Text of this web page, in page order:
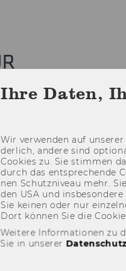
Ihre Daten,
Wir ver­wen­den auf
der­lich, an­de­re sind
Coo­kies zu. Sie stim­men
durch das ent­spre­chen­de
nen Schutz­ni­veau mehr.
den USA und
Sie kei­nen oder nur
Dort kön­nen Sie die
Weitere Informationen zu
Sie in unserer